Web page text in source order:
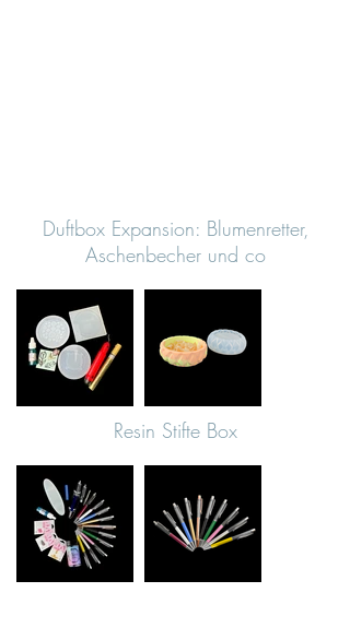
Duftbox Expansion: Blumenretter,
Aschenbecher und co
Resin Stifte Box